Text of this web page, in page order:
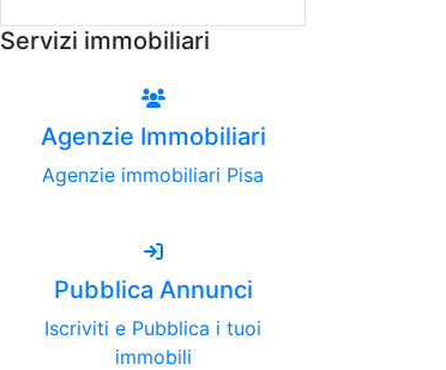
Servizi immobiliari
Agenzie Immobiliari
Agenzie immobiliari Pisa
Pubblica Annunci
Iscriviti e Pubblica i tuoi
immobili